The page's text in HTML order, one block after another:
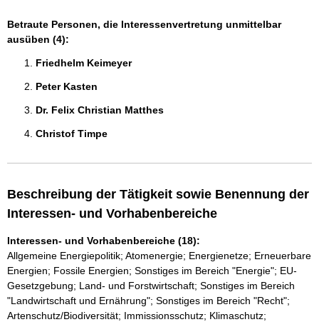
Betraute Personen, die Interessenvertretung unmittelbar
ausüben (4):
Friedhelm Keimeyer
Peter Kasten
Dr. Felix Christian Matthes
Christof Timpe
Beschreibung der Tätigkeit sowie Benennung der
Interessen- und Vorhabenbereiche
Interessen- und Vorhabenbereiche (18):
Allgemeine Energiepolitik; Atomenergie; Energienetze; Erneuerbare
Energien; Fossile Energien; Sonstiges im Bereich "Energie"; EU-
Gesetzgebung; Land- und Forstwirtschaft; Sonstiges im Bereich
"Landwirtschaft und Ernährung"; Sonstiges im Bereich "Recht";
Artenschutz/Biodiversität; Immissionsschutz; Klimaschutz;